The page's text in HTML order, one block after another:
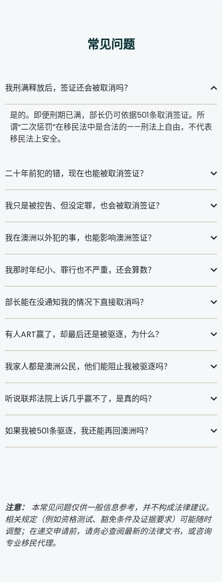
常见问题
我刑满释放后，签证还会被取消吗？
是的。即便刑期已满，部长仍可依据501条取消签证。所
谓“二次惩罚”在移民法中是合法的——刑法上自由，不代表
移民法上安全。
二十年前犯的错，现在也能被取消签证？
我只是被控告、但没定罪，也会被取消签证？
我在澳洲以外犯的事，也能影响澳洲签证？
我那时年纪小、罪行也不严重，还会算数？
部长能在没通知我的情况下直接取消吗？
有人ART赢了，却最后还是被驱逐，为什么？
我家人都是澳洲公民，他们能阻止我被驱逐吗？
听说联邦法院上诉几乎赢不了，是真的吗？
如果我被501条驱逐，我还能再回澳洲吗？
注意：
本常见问题仅供一般信息参考，并不构成法律建议。
相关规定（例如资格测试、豁免条件及证据要求）可能随时
调整；在递交申请前，请务必查阅最新的法律文书，或咨询
专业移民代理。